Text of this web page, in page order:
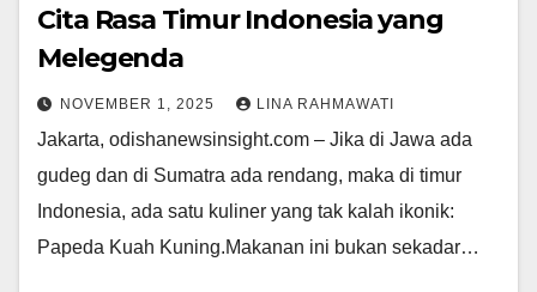
Cita Rasa Timur Indonesia yang
Melegenda
NOVEMBER 1, 2025 LINA RAHMAWATI
Jakarta, odishanewsinsight.com – Jika di Jawa ada
gudeg dan di Sumatra ada rendang, maka di timur
Indonesia, ada satu kuliner yang tak kalah ikonik:
Papeda Kuah Kuning.Makanan ini bukan sekadar…